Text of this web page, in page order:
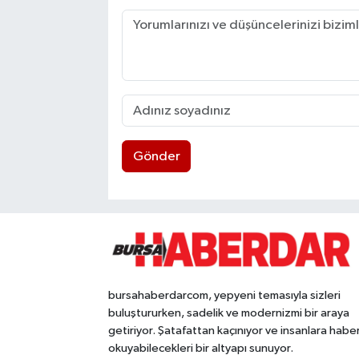
Gönder
bursahaberdarcom, yepyeni temasıyla sizleri
buluştururken, sadelik ve modernizmi bir araya
getiriyor. Şatafattan kaçınıyor ve insanlara
okuyabilecekleri bir altyapı sunuyor.